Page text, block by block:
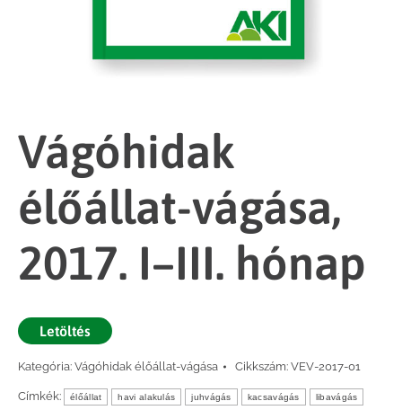
Vágóhidak
élőállat-vágása,
2017. I–III. hónap
Letöltés
Kategória: Vágóhidak élőállat-vágása Cikkszám: VEV-2017-01
Címkék: élőállat havi alakulás juhvágás kacsavágás libavágás